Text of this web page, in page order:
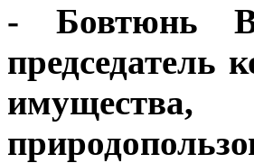
- Бовтюнь
председатель